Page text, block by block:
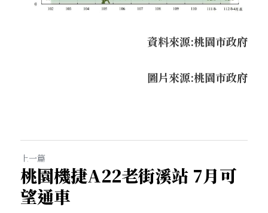
資料來源:桃園市政府
圖片來源:桃園市政府
上一篇
桃園機捷A22老街溪站 7月可
望通車